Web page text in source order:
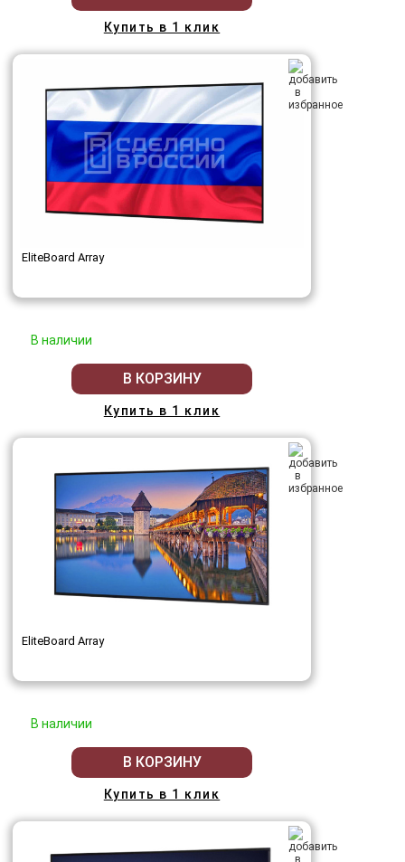
Купить в 1 клик
EliteBoard Array
В наличии
В КОРЗИНУ
Купить в 1 клик
EliteBoard Array
В наличии
В КОРЗИНУ
Купить в 1 клик